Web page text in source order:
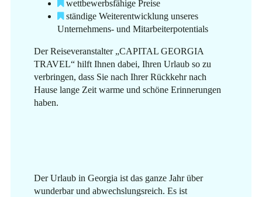
wettbewerbsfähige Preise
ständige Weiterentwicklung unseres
Unternehmens- und Mitarbeiterpotentials
Der Reiseveranstalter „CAPITAL GEORGIA
TRAVEL“ hilft Ihnen dabei, Ihren Urlaub so zu
verbringen, dass Sie nach Ihrer Rückkehr nach
Hause lange Zeit warme und schöne Erinnerungen
haben.
Der Urlaub in Georgia ist das ganze Jahr über
wunderbar und abwechslungsreich. Es ist